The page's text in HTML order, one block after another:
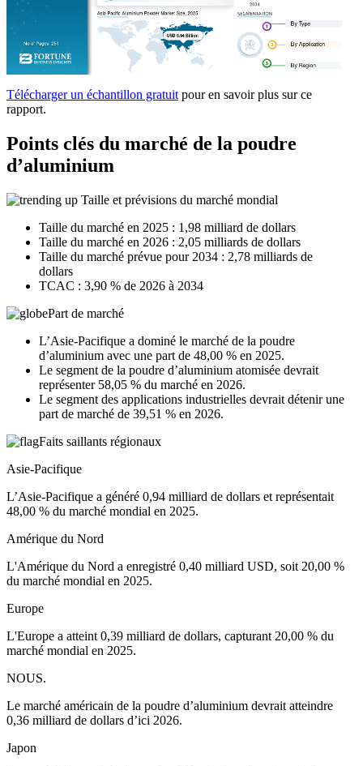
Télécharger un échantillon gratuit pour en savoir plus sur ce
rapport.
Points clés du marché de la poudre
d’aluminium
Taille et prévisions du marché mondial
Taille du marché en 2025 : 1,98 milliard de dollars
Taille du marché en 2026 : 2,05 milliards de dollars
Taille du marché prévue pour 2034 : 2,78 milliards de
dollars
TCAC : 3,90 % de 2026 à 2034
Part de marché
L’Asie-Pacifique a dominé le marché de la poudre
d’aluminium avec une part de 48,00 % en 2025.
Le segment de la poudre d’aluminium atomisée devrait
représenter 58,05 % du marché en 2026.
Le segment des applications industrielles devrait détenir une
part de marché de 39,51 % en 2026.
Faits saillants régionaux
Asie-Pacifique
L’Asie-Pacifique a généré 0,94 milliard de dollars et représentait
48,00 % du marché mondial en 2025.
Amérique du Nord
L'Amérique du Nord a enregistré 0,40 milliard USD, soit 20,00 %
du marché mondial en 2025.
Europe
L'Europe a atteint 0,39 milliard de dollars, capturant 20,00 % du
marché mondial en 2025.
NOUS.
Le marché américain de la poudre d’aluminium devrait atteindre
0,36 milliard de dollars d’ici 2026.
Japon